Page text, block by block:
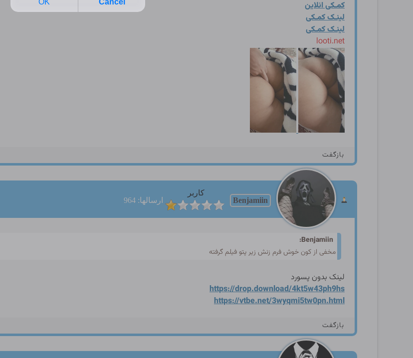
کمـکی انلاین
لینـک کمـکی
لینـک کمـکی
looti.net
بازگفت
Benjamiin
کاربر
ارسالها: 964
Benjamiin:
مخفی از کون خوش فرم زنش زیر پتو فیلم گرفته
لینک بدون پسورد
https://drop.download/4kt5w43ph9hs
https://vtbe.net/3wyqmi5tw0pn.html
بازگفت